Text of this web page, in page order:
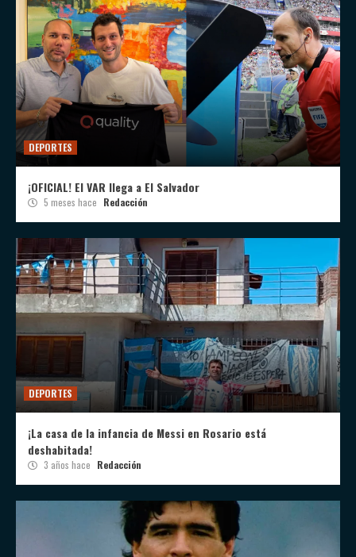
DEPORTES
¡OFICIAL! El VAR llega a El Salvador
5 meses hace Redacción
DEPORTES
¡La casa de la infancia de Messi en Rosario está
deshabitada!
3 años hace Redacción